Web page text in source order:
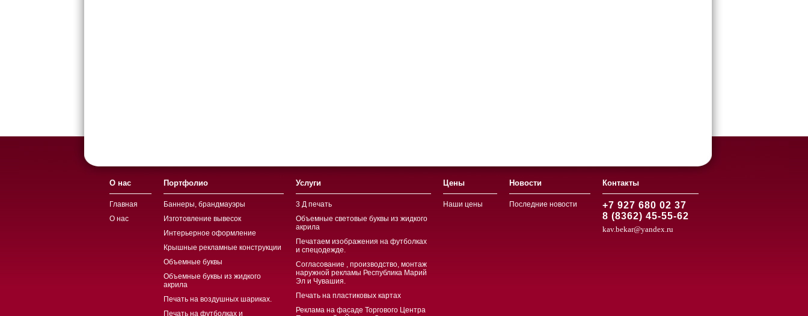
О нас
Главная
О нас
Портфолио
Баннеры, брандмауэры
Изготовление вывесок
Интерьерное оформление
Крышные рекламные конструкции
Объемные буквы
Объемные буквы из жидкого
акрила
Печать на воздушных шариках.
Печать на футболках и
Услуги
3 Д печать
Объемные световые буквы из жидкого
акрила
Печатаем изображения на футболках
и спецодежде.
Согласование , производство, монтаж
наружной рекламы Республика Марий
Эл и Чувашия.
Печать на пластиковых картах
Реклама на фасаде Торгового Центра
Цены
Наши цены
Новости
Последние новости
Контакты
+7 927 680 02 37
8 (8362) 45-55-62
kav.bekar@yandex.ru